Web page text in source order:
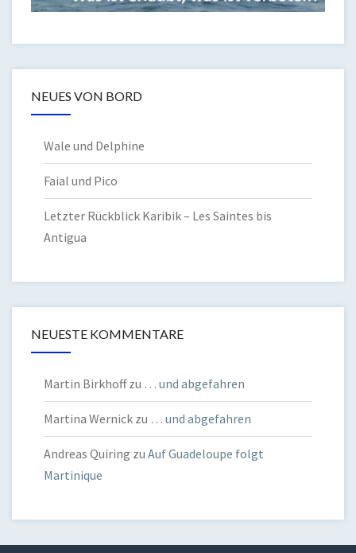
NEUES VON BORD
Wale und Delphine
Faial und Pico
Letzter Rückblick Karibik – Les Saintes bis
Antigua
NEUESTE KOMMENTARE
Martin Birkhoffzu … und abgefahren
Martina Wernick zu … und abgefahren
Andreas Quiring zu Auf Guadeloupe folgt
Martinique